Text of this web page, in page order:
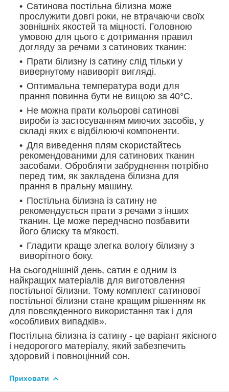
Сатинова постільна білизна може
прослужити довгі роки, не втрачаючи своїх
зовнішніх якостей та міцності. Головною
умовою для цього є дотримання правил
догляду за речами з сатинових тканин:
Прати білизну із сатину слід тільки у
вивернутому навиворіт вигляді.
Оптимальна температура води для
прання повинна бути не вищою за 40°С.
Не можна прати кольорові сатинові
вироби із застосуванням миючих засобів, у
складі яких є відбілюючі компоненти.
Для виведення плям скористайтесь
рекомендованими для сатинових тканин
засобами. Обробляти забруднення потрібно
перед тим, як закладена білизна для
прання в пральну машину.
Постільна білизна із сатину не
рекомендується прати з речами з інших
тканин. Це може передчасно позбавити
його блиску та м'якості.
Гладити краще злегка вологу білизну з
виворітного боку.
На сьогоднішній день, сатин є одним із
найкращих матеріалів для виготовлення
постільної білизни. Тому комплект сатинової
постільної білизни стане кращим рішенням як
для повсякденного використання так і для
«особливих випадків».
Постільна білизна із сатину - це варіант якісного
і недорогого матеріалу, який забезпечить
здоровий і повноцінний сон.
Приховати